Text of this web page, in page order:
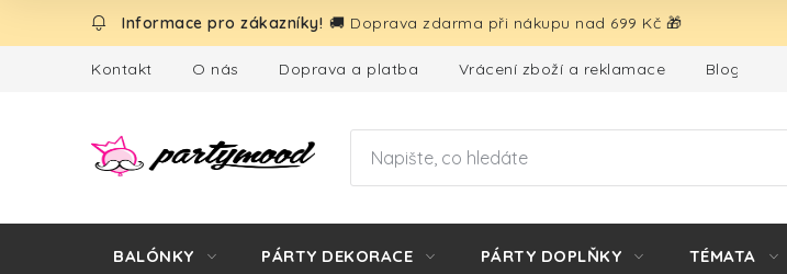
🚚 Doprava zdarma při nákupu nad 699 Kč 🎁
Kontakt O nás Doprava a platba Vrácení zboží a reklamace Blog
BALÓNKY PÁRTY DEKORACE PÁRTY DOPLŇKY TÉMATA